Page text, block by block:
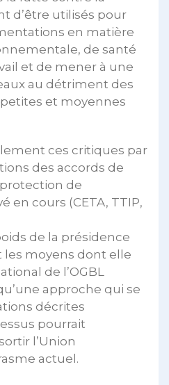
d’être utilisés pour
en matière
de santé
et de mener à une
au détriment des
et moyennes
ces critiques par
des accords de
de
en cours (CETA, TTIP,
de la présidence
moyens dont elle
de l’OGBL
approche qui se
décrites
pourrait
l’Union
actuel.